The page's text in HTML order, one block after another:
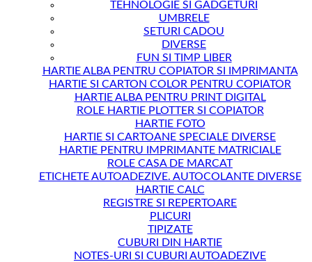
TEHNOLOGIE SI GADGETURI
UMBRELE
SETURI CADOU
DIVERSE
FUN SI TIMP LIBER
HARTIE ALBA PENTRU COPIATOR SI IMPRIMANTA
HARTIE SI CARTON COLOR PENTRU COPIATOR
HARTIE ALBA PENTRU PRINT DIGITAL
ROLE HARTIE PLOTTER SI COPIATOR
HARTIE FOTO
HARTIE SI CARTOANE SPECIALE DIVERSE
HARTIE PENTRU IMPRIMANTE MATRICIALE
ROLE CASA DE MARCAT
ETICHETE AUTOADEZIVE. AUTOCOLANTE DIVERSE
HARTIE CALC
REGISTRE SI REPERTOARE
PLICURI
TIPIZATE
CUBURI DIN HARTIE
NOTES-URI SI CUBURI AUTOADEZIVE